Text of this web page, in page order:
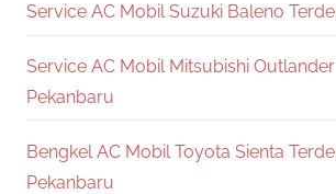
Service AC Mobil Suzuki Baleno
Service AC Mobil Mitsubishi
Pekanbaru
Bengkel AC Mobil Toyota Sienta
Pekanbaru